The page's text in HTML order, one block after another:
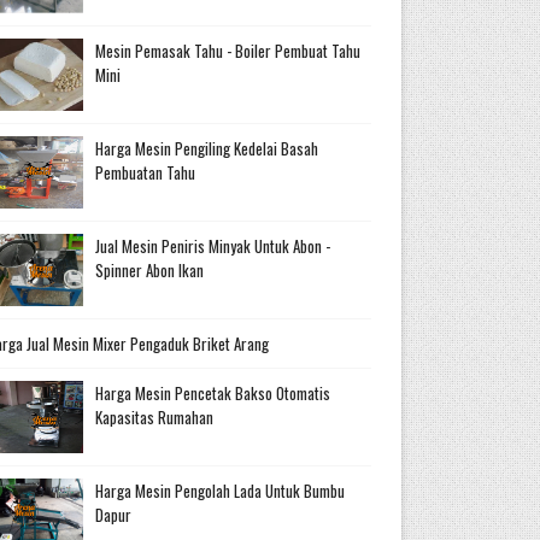
Mesin Pemasak Tahu - Boiler Pembuat Tahu
Mini
Harga Mesin Pengiling Kedelai Basah
Pembuatan Tahu
Jual Mesin Peniris Minyak Untuk Abon -
Spinner Abon Ikan
Jual Mesin Mixer Pengaduk Briket Arang
Harga Mesin Pencetak Bakso Otomatis
Kapasitas Rumahan
Harga Mesin Pengolah Lada Untuk Bumbu
Dapur